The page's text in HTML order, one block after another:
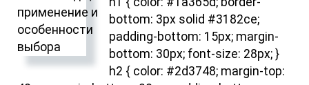
bottom: 3px solid #3182ce;
padding-bottom: 15px; margin-
bottom: 30px; font-size: 28px; }
h2 { color: #2d3748; margin-top: